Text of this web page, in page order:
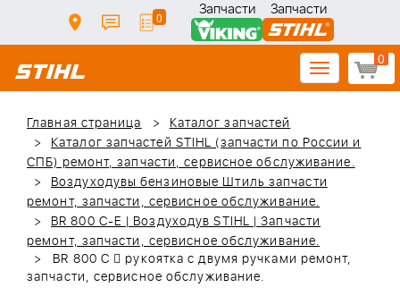
0 Запчасти Запчасти
0
Toggle
navigation
Главная страница
Каталог запчастей
Каталог запчастей STIHL (запчасти по России и
СПБ) ремонт, запчасти, сервисное обслуживание.
Воздуходувы бензиновые Штиль запчасти
ремонт, запчасти, сервисное обслуживание.
BR 800 C-E | Воздуходув STIHL | Запчасти
ремонт, запчасти, сервисное обслуживание.
BR 800 C  рукоятка с двумя ручками ремонт,
запчасти, сервисное обслуживание.